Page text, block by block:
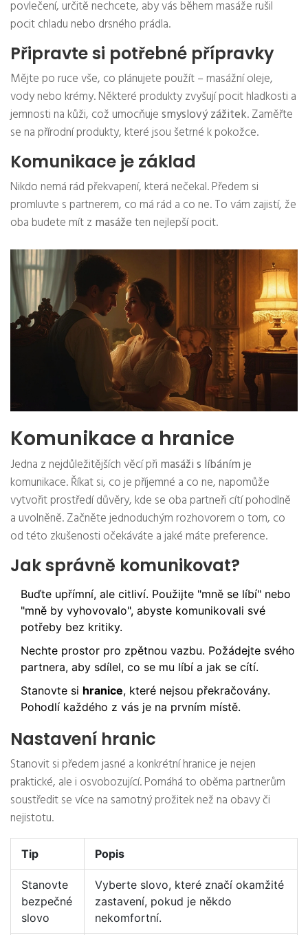
povlečení, určitě nechcete, aby vás během masáže rušil
pocit chladu nebo drsného prádla.
Připravte si potřebné přípravky
Mějte po ruce vše, co plánujete použít – masážní oleje,
vody nebo krémy. Některé produkty zvyšují pocit hladkosti a
jemnosti na kůži, což umocňujesmyslový zážitek. Zaměřte
se na přírodní produkty, které jsou šetrné k pokožce.
Komunikace je základ
Nikdo nemá rád překvapení, která nečekal. Předem si
promluvte s partnerem, co má rád a co ne. To vám zajistí, že
oba budete mít z masážeten nejlepší pocit.
Komunikace a hranice
Jedna z nejdůležitějších věcí při masáži s líbánímje
komunikace. Říkat si, co je příjemné a co ne, napomůže
vytvořit prostředí důvěry, kde se oba partneři cítí pohodlně
a uvolněně. Začněte jednoduchým rozhovorem o tom, co
od této zkušenosti očekáváte a jaké máte preference.
Jak správně komunikovat?
Buďte upřímní, ale citliví. Použijte "mně se líbí" nebo
"mně by vyhovovalo", abyste komunikovali své
potřeby bez kritiky.
Nechte prostor pro zpětnou vazbu. Požádejte svého
partnera, aby sdílel, co se mu líbí a jak se cítí.
Stanovte si hranice, které nejsou překračovány.
Pohodlí každého z vás je na prvním místě.
Nastavení hranic
Stanovit si předem jasné a konkrétní hranice je nejen
praktické, ale i osvobozující. Pomáhá to oběma partnerům
soustředit se více na samotný prožitek než na obavy či
nejistotu.
Tip Popis
Stanovte
bezpečné
slovo
Vyberte slovo, které značí okamžité
zastavení, pokud je někdo
nekomfortní.